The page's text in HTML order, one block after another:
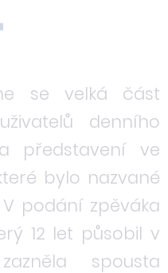
se velká část
denního
představení ve
bylo nazvané
V podání zpěváka
12 let působil v
spousta